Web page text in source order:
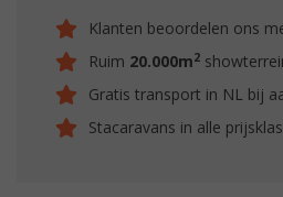
Klanten beoordelen ons
Ruim 20.000m2
Gratis transport in NL bij
Stacaravans in alle